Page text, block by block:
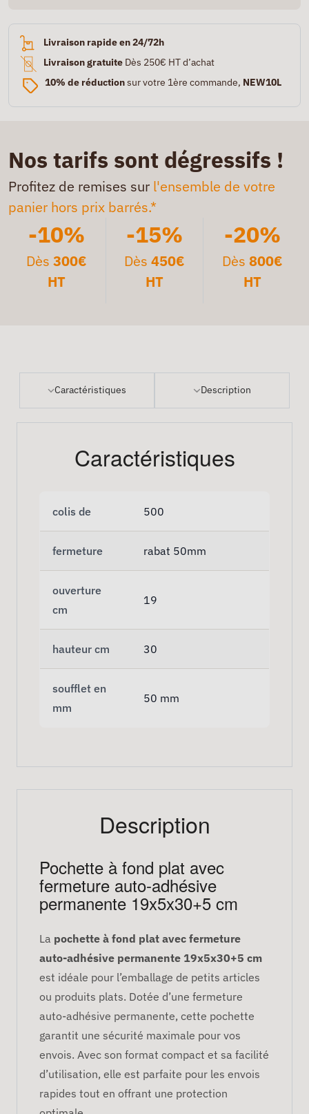
Livraison rapide en 24/72h
Livraison gratuite Dès 250€ HT d’achat
10% de réductionsur votre 1ère commande, NEW10L
Nos tarifs sont dégressifs !
Profitez de remises sur l'ensemble de votre
panier hors prix barrés.*
-10%
Dès300€
HT
-15%
Dès 450€
HT
-20%
Dès 800€
HT
Caractéristiques Description
Caractéristiques
colis de 500
fermeture rabat 50mm
ouverture
cm
19
hauteur cm 30
soufflet en
mm
50 mm
Description
Pochette à fond plat avec
fermeture auto-adhésive
permanente 19x5x30+5 cm
La pochette à fond plat avec fermeture
auto-adhésive permanente 19x5x30+5 cm
est idéale pour l’emballage de petits articles
ou produits plats. Dotée d’une fermeture
auto-adhésive permanente, cette pochette
garantit une sécurité maximale pour vos
envois. Avec son format compact et sa facilité
d’utilisation, elle est parfaite pour les envois
rapides tout en offrant une protection